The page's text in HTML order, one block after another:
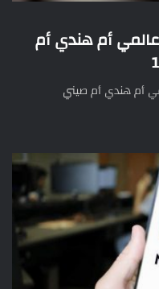
أم هندي أم
أم هندي أم صيني